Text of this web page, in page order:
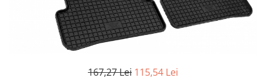
Uleiuri Transmisie Utilaje
Uleiuri Transmisie Utilaje Agricole
Uleiuri Transmisie Vehicule
167,27 Lei 115,54 Lei